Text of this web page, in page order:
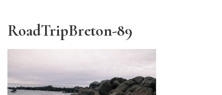
RoadTripBreton-89